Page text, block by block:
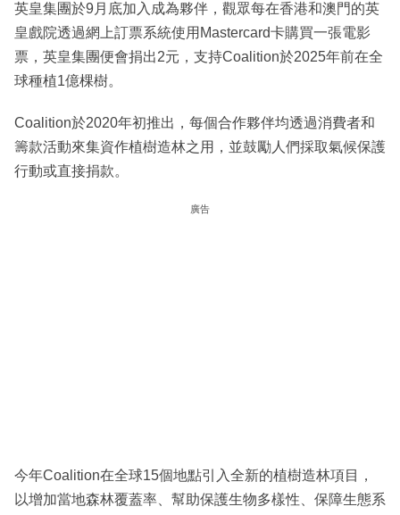
英皇集團於9月底加入成為夥伴，觀眾每在香港和澳門的英
皇戲院透過網上訂票系統使用Mastercard卡購買一張電影
票，英皇集團便會捐出2元，支持Coalition於2025年前在全
球種植1億棵樹。
Coalition於2020年初推出，每個合作夥伴均透過消費者和
籌款活動來集資作植樹造林之用，並鼓勵人們採取氣候保護
行動或直接捐款。
廣告
今年Coalition在全球15個地點引入全新的植樹造林項目，
以增加當地森林覆蓋率、幫助保護生物多樣性、保障生態系